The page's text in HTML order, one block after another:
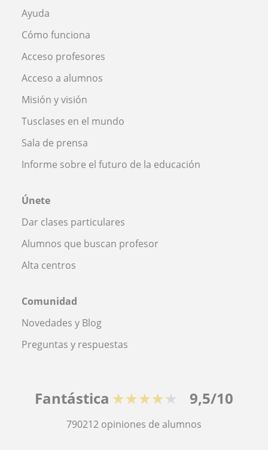
Ayuda
Cómo funciona
Acceso profesores
Acceso a alumnos
Misión y visión
Tusclases en el mundo
Sala de prensa
Informe sobre el futuro de la educación
Únete
Dar clases particulares
Alumnos que buscan profesor
Alta centros
Comunidad
Novedades y Blog
Preguntas y respuestas
Fantástica ★★★★★ 9,5/10
790212 opiniones de alumnos